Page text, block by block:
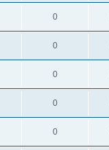
0
0
0
0
0